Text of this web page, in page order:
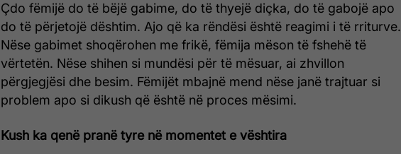
Çdo fëmijë do të bëjë gabime, do të thyejë diçka, do të gabojë apo
do të përjetojë dështim. Ajo që ka rëndësi është reagimi i të rriturve.
Nëse gabimet shoqërohen me frikë, fëmija mëson të fshehë të
vërtetën. Nëse shihen si mundësi për të mësuar, ai zhvillon
përgjegjësi dhe besim. Fëmijët mbajnë mend nëse janë trajtuar si
problem apo si dikush që është në proces mësimi.
Kush ka qenë pranë tyre në momentet e vështira